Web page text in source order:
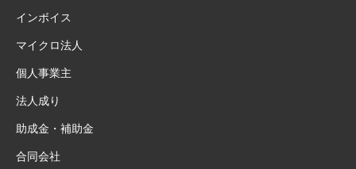
インボイス
マイクロ法人
個人事業主
法人成り
助成金・補助金
合同会社